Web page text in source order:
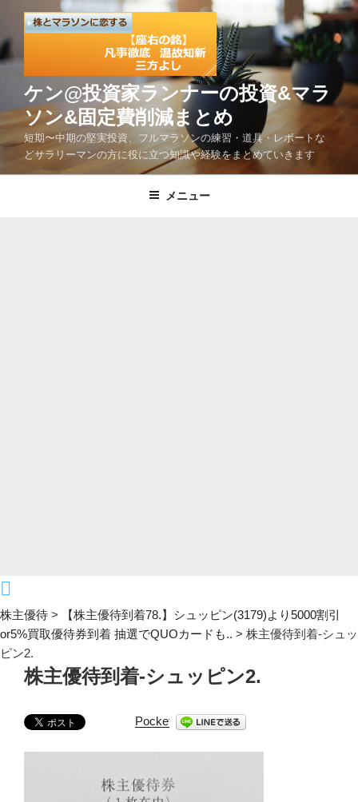
テ
ン
ス
キ
ケン@投資家ランナーの投資&マラ
ソン&固定費削減まとめ
短期〜中期の堅実投資、フルマラソンの練習・道具・レポートな
どサラリーマンの方に役に立つ知識や経験をまとめていきます
メニュー
株主優待 >
【株主優待到着78.】シュッピン(3179)より5000割引
or5%買取優待券到着 抽選でQUOカードも.. > 株主優待到着-シュッ
ピン2.
株主優待到着-シュッピン2.
Pocket